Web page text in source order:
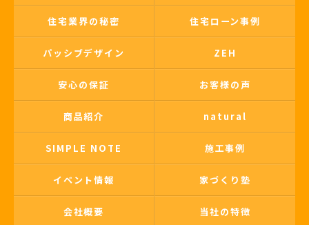
住宅業界の秘密 住宅ローン事例
パッシブデザイン ZEH
安心の保証 お客様の声
商品紹介 natural
SIMPLE NOTE 施工事例
イベント情報 家づくり塾
会社概要 当社の特徴